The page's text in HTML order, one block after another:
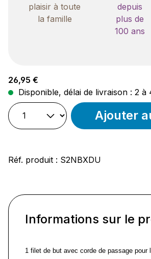
plaisir à toute
la famille
depuis
plus de
100 ans
Prix régulier :
26,95 €
Disponible, délai de livraison : 2
Ajouter
Réf. produit : S2NBXDU
Informations sur le
1 filet de but avec corde de passage pour